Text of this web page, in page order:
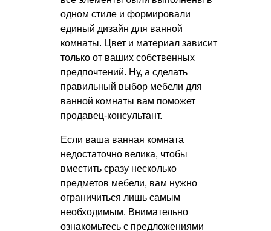
одном стиле и формировали
единый дизайн для ванной
комнаты. Цвет и материал зависит
только от ваших собственных
предпочтений. Ну, а сделать
правильный выбор мебели для
ванной комнаты вам поможет
продавец-консультант.
Если ваша ванная комната
недостаточно велика, чтобы
вместить сразу несколько
предметов мебели, вам нужно
ограничиться лишь самым
необходимым. Внимательно
ознакомьтесь с предложениями